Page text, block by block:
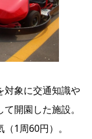
対象に交通知識や
開園した施設。
1周60円）。